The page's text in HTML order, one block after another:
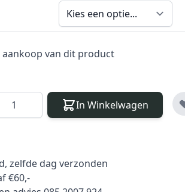
van dit product
In Winkelwagen
zelfde dag verzonden
€60,-